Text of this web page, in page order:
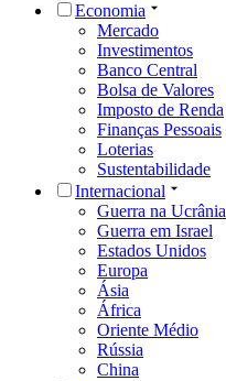
Economia
Mercado
Investimentos
Banco Central
Bolsa de Valores
Imposto de Renda
Finanças Pessoais
Loterias
Sustentabilidade
Internacional
Guerra na Ucrânia
Guerra em Israel
Estados Unidos
Europa
Ásia
África
Oriente Médio
Rússia
China